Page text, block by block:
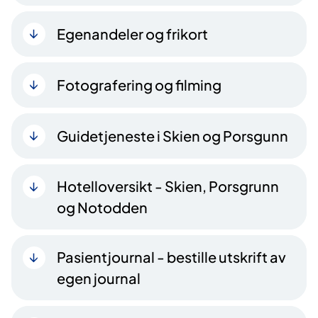
Egenandeler og frikort
Fotografering og filming
Guidetjeneste i Skien og Porsgunn
Hotelloversikt - Skien, Porsgrunn
og Notodden
Pasientjournal - bestille utskrift av
egen journal